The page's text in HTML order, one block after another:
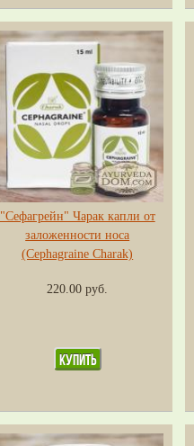
"Сефагрейн" Чарак капли от
заложенности носа
(Cephagraine Charak)
220.00 руб.